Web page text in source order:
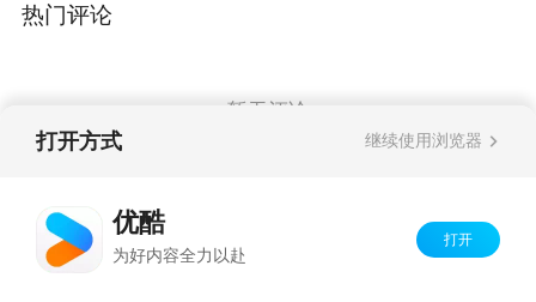
热门评论
暂无评论
打开方式 继续使用浏览器
优酷
为好内容全力以赴
打开